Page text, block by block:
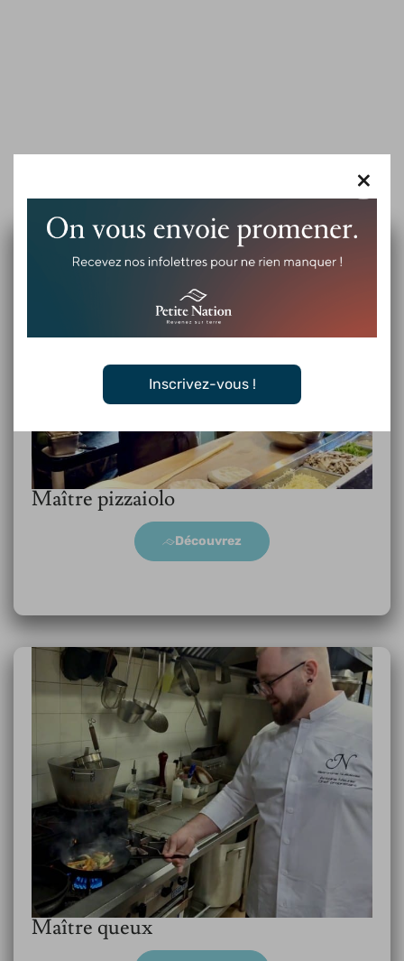
×
Inscrivez-vous !
Maître pizzaiolo
Découvrez
Maître queux